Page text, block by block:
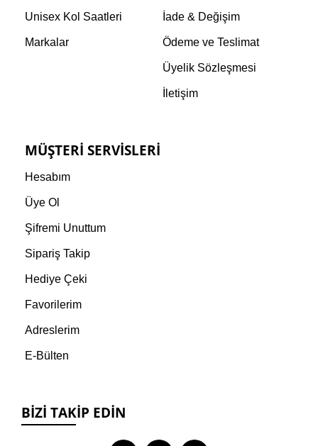
Unisex Kol Saatleri
Markalar
İade & Değişim
Ödeme ve Teslimat
Üyelik Sözleşmesi
İletişim
MÜŞTERI SERVISLERI
Hesabım
Üye Ol
Şifremi Unuttum
Sipariş Takip
Hediye Çeki
Favorilerim
Adreslerim
E-Bülten
BIZI TAKIP EDIN